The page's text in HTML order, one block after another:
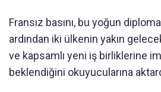
Fransız basını, bu yoğun
ardından iki ülkenin yakın
ve kapsamlı yeni iş birliklerine
beklendiğini okuyucularına